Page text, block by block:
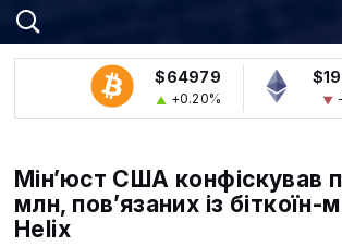
$64979
+0.20%
Мін’юст США конфіскував
млн, пов’язаних із біткоїн-
Helix